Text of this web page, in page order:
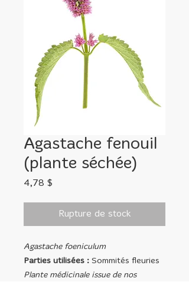
Agastache fenouil
(plante séchée)
4,78 $
Rupture de stock
Agastache foeniculum
Parties utilisées : Sommités fleuries
Plante médicinale issue de nos